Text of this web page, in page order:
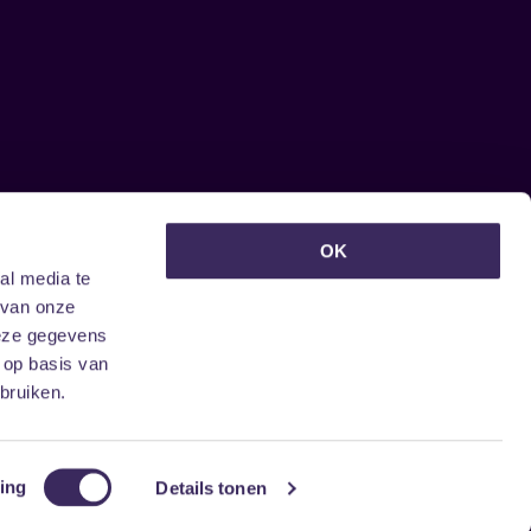
media te
onze
gegevens
basis van
Details tonen
OK
ontvangen?